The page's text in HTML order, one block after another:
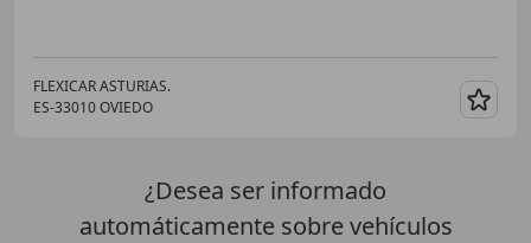
FLEXICAR ASTURIAS.
ES-33010 OVIEDO
¿Desea ser informado
automáticamente sobre vehículos